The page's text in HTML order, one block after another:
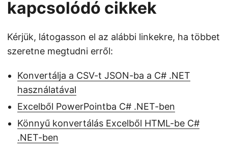
kapcsolódó cikkek
Kérjük, látogasson el az alábbi linkekre, ha többet
szeretne megtudni erről:
Konvertálja a CSV-t JSON-ba a C# .NET
használatával
Excelből PowerPointba C# .NET-ben
Könnyű konvertálás Excelből HTML-be C#
.NET-ben